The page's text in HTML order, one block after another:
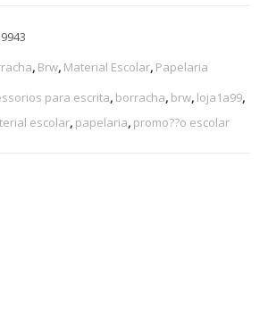
, Brw, Material Escolar, Papelaria
para escrita, borracha, brw, loja1a99,
escolar, papelaria, promo??o escolar